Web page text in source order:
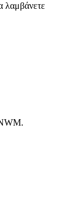
λαμβάνετε